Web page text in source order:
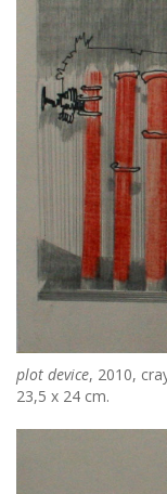
plot device, 2010,
23,5 x 24 cm.